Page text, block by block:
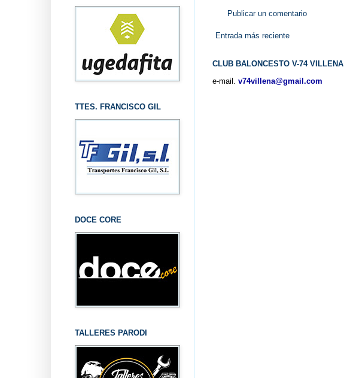
Publicar un comentario
Entrada más reciente
CLUB BALONCESTO V-74 VILLENA
e-mail. v74villena@gmail.com
TTES. FRANCISCO GIL
DOCE CORE
TALLERES PARODI